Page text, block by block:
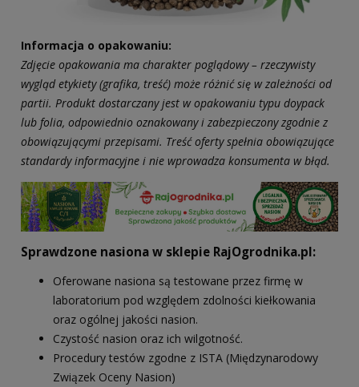
Informacja o opakowaniu:
Zdjęcie opakowania ma charakter poglądowy – rzeczywisty
wygląd etykiety (grafika, treść) może różnić się w zależności od
partii. Produkt dostarczany jest w opakowaniu typu doypack
lub folia, odpowiednio oznakowany i zabezpieczony zgodnie z
obowiązującymi przepisami. Treść oferty spełnia obowiązujące
standardy informacyjne i nie wprowadza konsumenta w błąd.
Sprawdzone nasiona w sklepie RajOgrodnika.pl:
Oferowane nasiona są testowane przez firmę w
laboratorium pod względem zdolności kiełkowania
oraz ogólnej jakości nasion.
Czystość nasion oraz ich wilgotność.
Procedury testów zgodne z ISTA (Międzynarodowy
Związek Oceny Nasion)